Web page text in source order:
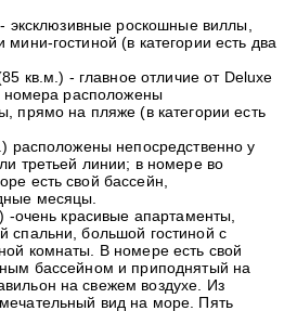
эксклюзивные роскошные виллы,
гостиной (в категории есть два
кв.м.) - главное отличие от Deluxe
номера расположены
прямо на пляже (в категории есть
расположены непосредственно у
третьей линии; в номере во
есть свой бассейн,
месяцы.
очень красивые апартаменты,
спальни, большой гостиной с
комнаты. В номере есть свой
бассейном и приподнятый на
на свежем воздухе. Из
вид на море. Пять